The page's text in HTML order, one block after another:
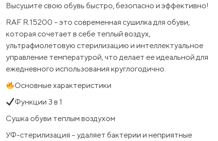
Высушите свою обувь быстро, безопасно и эффективно!
RAF R.15200 – это современная сушилка для обуви,
которая сочетает в себе теплый воздух,
ультрафиолетовую стерилизацию и интеллектуальное
управление температурой, что делает ее идеальной для
ежедневного использования круглогодично.
Основные характеристики
Функции 3 в 1
Сушка обуви теплым воздухом
УФ-стерилизация – удаляет бактерии и неприятные